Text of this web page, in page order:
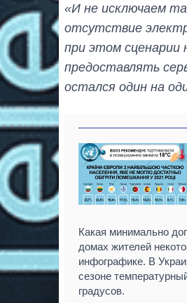
«И не исключаем
отсутствие
при этом сценарии
предоставлять
остался один на
Какая минимально
домах жителей
инфографике. В
сезоне
градусов.